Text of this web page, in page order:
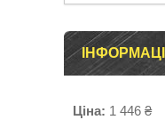
Ціна: 1 446 ₴